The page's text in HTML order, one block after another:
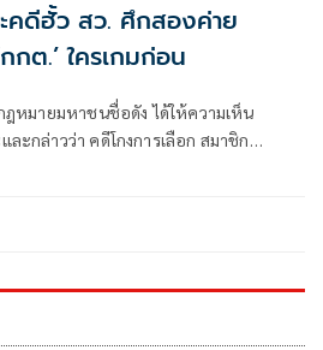
คดีฮั้ว สว. ศึกสองค่าย
กต.’ ใครเกมก่อน
หมายมหาชนชื่อดัง ได้ให้ความเห็น
ะกล่าวว่า คดีโกงการเลือก สมาชิก